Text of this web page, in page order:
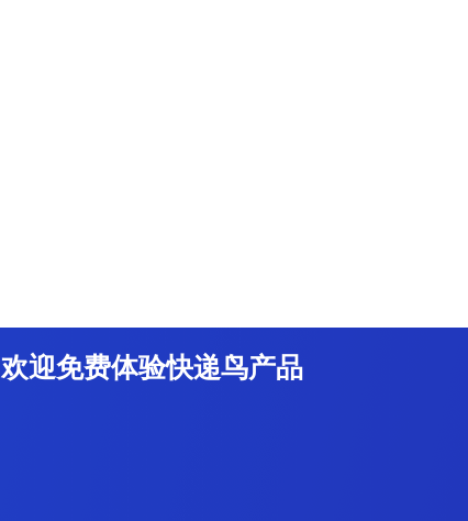
欢迎免费体验快递鸟产品